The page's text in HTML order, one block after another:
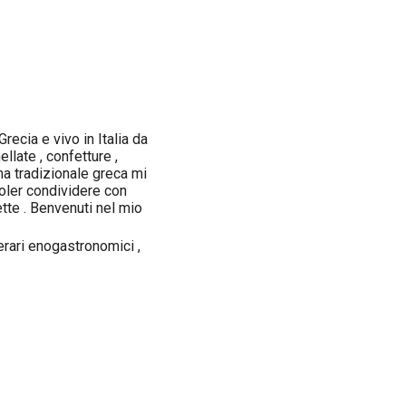
e vivo in Italia da
, confetture ,
tradizionale greca mi
condividere con
. Benvenuti nel mio
enogastronomici ,